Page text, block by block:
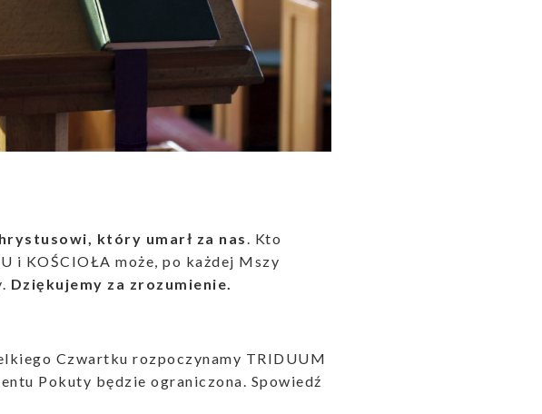
który umarł za nas. Kto
i KOŚCIOŁA może, po każdej Mszy
Dziękujemy za zrozumienie.
Czwartku rozpoczynamy TRIDUUM
Pokuty będzie ograniczona. Spowiedź